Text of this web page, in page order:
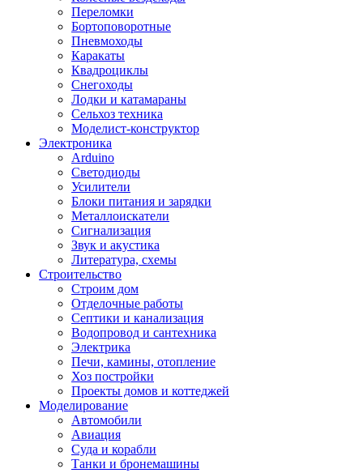
Переломки
Бортоповоротные
Пневмоходы
Каракаты
Квадроциклы
Снегоходы
Лодки и катамараны
Сельхоз техника
Моделист-конструктор
Электроника
Arduino
Светодиоды
Усилители
Блоки питания и зарядки
Металлоискатели
Сигнализация
Звук и акустика
Литература, схемы
Строительство
Строим дом
Отделочные работы
Септики и канализация
Водопровод и сантехника
Электрика
Печи, камины, отопление
Хоз постройки
Проекты домов и коттеджей
Моделирование
Автомобили
Авиация
Суда и корабли
Танки и бронемашины